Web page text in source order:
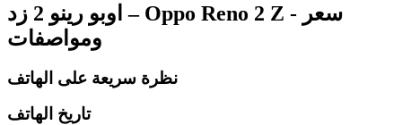
اوبو رينو 2 زد – Oppo Reno 2 Z - سعر
ومواصفات
نظرة سريعة على الهاتف
تاريخ الهاتف